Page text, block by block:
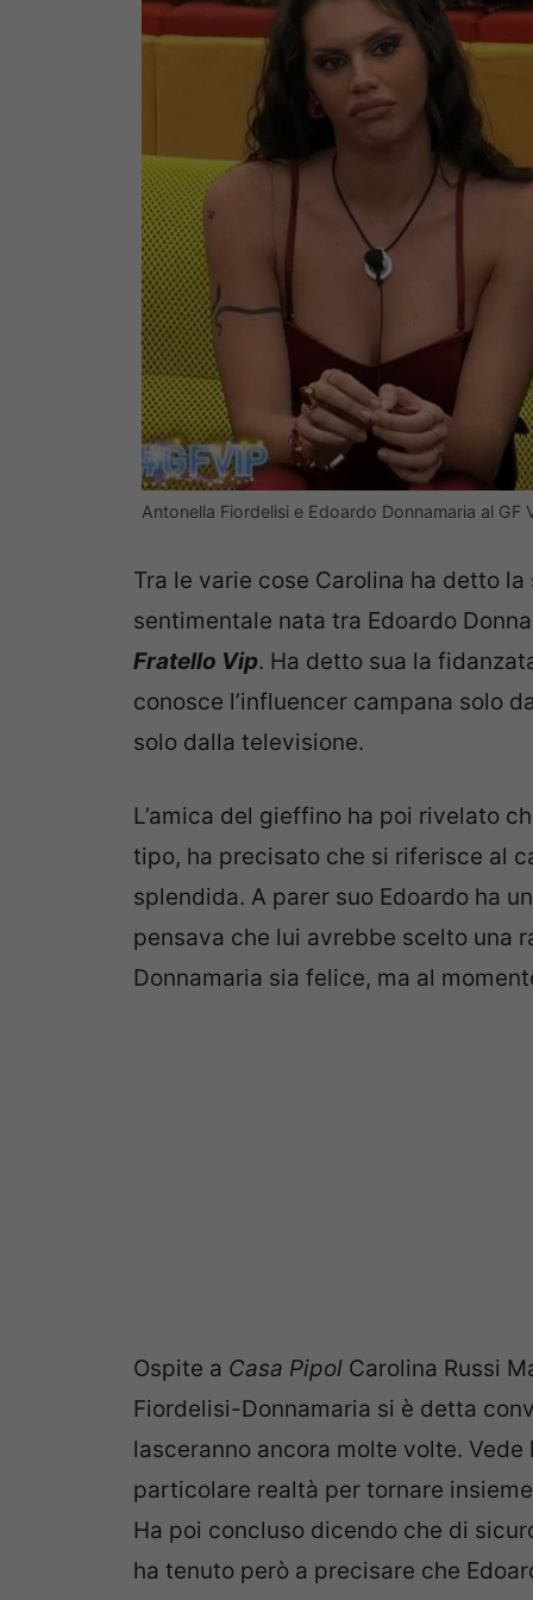
Antonella Fiordelisi e Edoardo Donnamaria al
Tra le varie cose Carolina ha detto
sentimentale nata tra Edoardo
Fratello Vip. Ha detto sua la
conosce l’influencer campana solo
solo dalla televisione.
L’amica del gieffino ha poi rivelato
tipo, ha precisato che si riferisce al
splendida. A parer suo Edoardo ha
pensava che lui avrebbe scelto una
Donnamaria sia felice, ma al
Ospite a Casa Pipol Carolina Russi
Fiordelisi-Donnamaria si è detta
lasceranno ancora molte volte.
particolare realtà per tornare
Ha poi concluso dicendo che di
ha tenuto però a precisare che